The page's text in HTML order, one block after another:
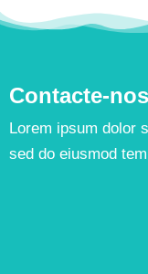
Contacte-
Lorem ipsum dolor
sed do eiusmod